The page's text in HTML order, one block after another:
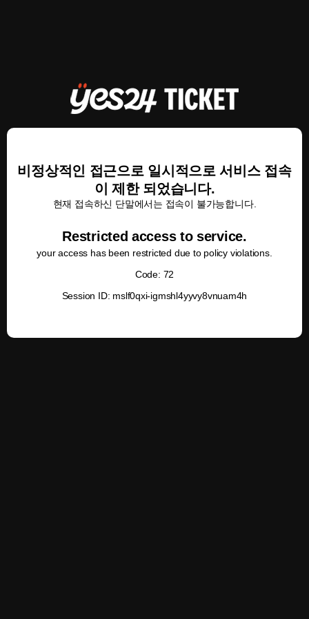
비정상적인 접근으로 일시적으로 서비스 접속
이 제한 되었습니다.
현재 접속하신 단말에서는 접속이 불가능합니다.
Restricted access to service.
your access has been restricted due to policy violations.
Code: 72
Session ID: mslf0qxi-igmshl4yyvy8vnuam4h